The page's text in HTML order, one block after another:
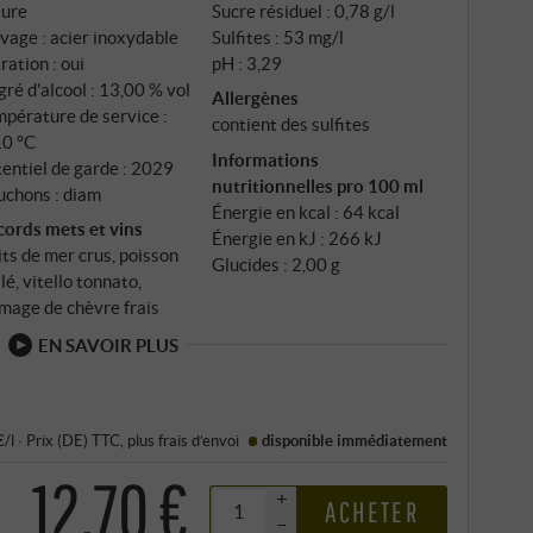
dure environ 40 jours dans des cuves en
°C – , bien plus que pour la plupart des rosés.
profondeur et une complexité que les
jamais. Viennent ensuite quatre mois en béton,
clarification.
: acier inoxydable
: oui
d'alcool : 13,00 % vol
de service :
°C
de garde : 2029
: diam
mets et vins
de mer crus, poisson
vitello tonnato,
de chèvre frais
Sucre résiduel : 0,78 g/l
Sulfites : 53 mg/l
pH : 3,29
Allergènes
contient des sulfites
Informations
nutritionnelles pro 100 ml
Énergie en kcal : 64 kcal
Énergie en kJ : 266 kJ
Glucides : 2,00 g
EN SAVOIR PLUS
l · Prix (DE) TTC , plus frais d’envoi disponible immédiatement
12,70 €
+
–
ACHETER